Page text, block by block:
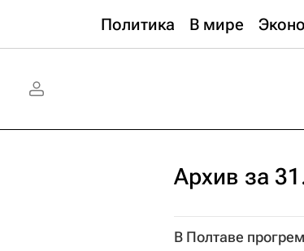
Политика В мире
Архив за
В Полтаве